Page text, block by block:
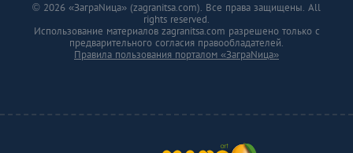
© 2026 «ЗаграNица» (zagranitsa.com). Все права защищены. All
rights reserved.
Использование материалов zagranitsa.com разрешено только с
предварительного согласия правообладателей.
Правила пользования порталом «ЗаграNица»